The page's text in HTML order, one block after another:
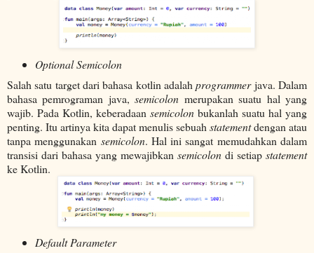
Optional Semicolon
Salah satu target dari bahasa kotlin adalahprogrammerjava. Dalam
bahasa pemrograman java,semicolon merupakan suatu hal yang
wajib. Pada Kotlin, keberadaan semicolon bukanlah suatu hal yang
penting. Itu artinya kita dapat menulis sebuah statementdengan atau
tanpa menggunakan semicolon. Hal ini sangat memudahkan dalam
transisi dari bahasa yang mewajibkan semicolon di setiap statement
ke Kotlin.
Default Parameter